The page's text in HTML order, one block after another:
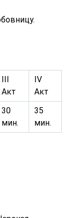
III
Акт
IV
Акт
30
мин.
35
мин.